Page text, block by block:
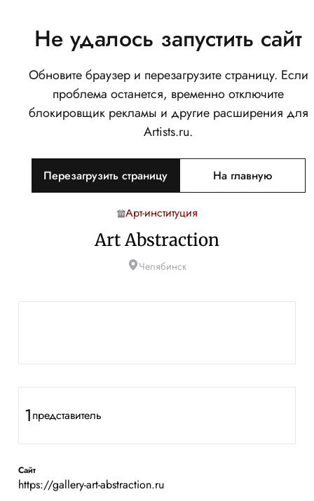
Не удалось запустить сайт
Обновите браузер и перезагрузите страницу. Если
проблема останется, временно отключите
блокировщик рекламы и другие расширения для
Artists.ru.
Перезагрузить страницу На главную
Арт-институция
Art Abstraction
Челябинск
1представитель
Сайт
https://gallery-art-abstraction.ru